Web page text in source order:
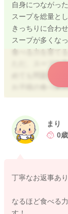
自身につながっ
スープを総量と
きっちりに合わ
スープが多くな
食べる力を育て
ただ、スープも
めても問題ない
お子様の食べ進
まり
0
丁寧なお返事あ
なるほど食べる